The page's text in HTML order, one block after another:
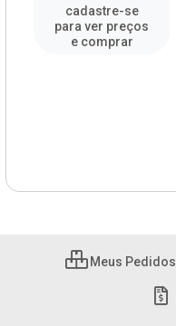
cadastre-se
para ver preços
e comprar
Meus Pedidos